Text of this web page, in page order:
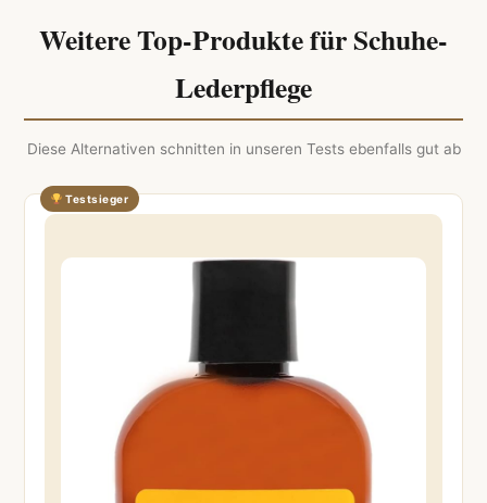
Weitere Top-Produkte für Schuhe-
Lederpflege
Diese Alternativen schnitten in unseren Tests ebenfalls gut ab
Testsieger